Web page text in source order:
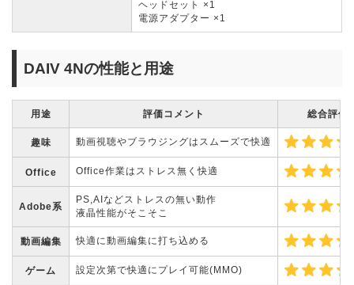
ヘッドセット ×1
電源アダプター ×1
DAIV 4Nの性能と用途
用途 評価コメント 総合評価
趣味 動画視聴やブラウジングはスムーズで快適
Office Office作業はストレス無く快適
Adobe系
PS,AIなどストレスの無い動作
液晶性能がそこそこ
動画編集 快適に動画編集に打ち込める
ゲーム 設定次第で快適にプレイ可能(MMO)